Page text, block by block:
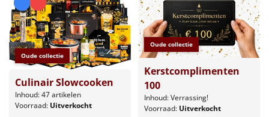
Oude collectie
Culinair Slowcooken
Inhoud: 47 artikelen
Voorraad: Uitverkocht
Oude collectie
Kerstcomplimenten
100
Inhoud: Verrassing!
Voorraad: Uitverkocht